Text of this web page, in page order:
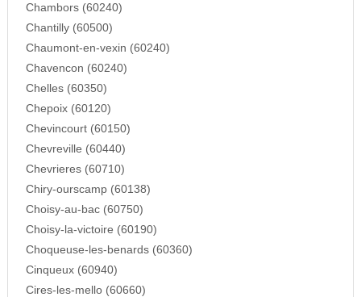
Chambors (60240)
Chantilly (60500)
Chaumont-en-vexin (60240)
Chavencon (60240)
Chelles (60350)
Chepoix (60120)
Chevincourt (60150)
Chevreville (60440)
Chevrieres (60710)
Chiry-ourscamp (60138)
Choisy-au-bac (60750)
Choisy-la-victoire (60190)
Choqueuse-les-benards (60360)
Cinqueux (60940)
Cires-les-mello (60660)